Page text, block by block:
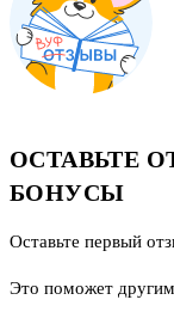
ОСТАВЬТЕ
БОНУСЫ
Оставьте первый
Это поможет